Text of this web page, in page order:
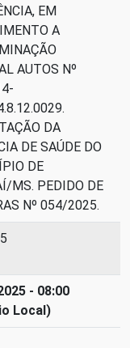
EM
A
AUTOS Nº
DA
DE SAÚDE DO
DE
MS. PEDIDO DE
Nº 054/2025.
- 08:00
Local)